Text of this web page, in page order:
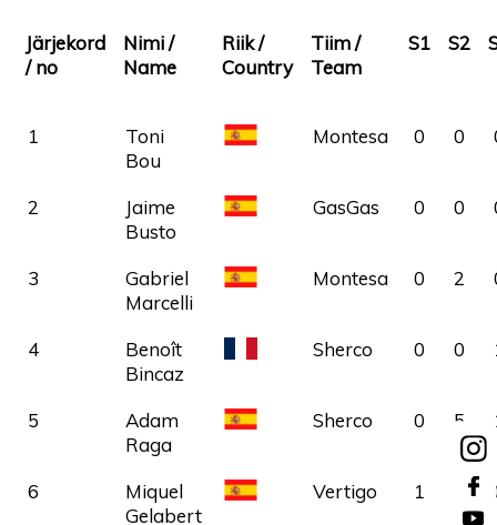
Järjekord
/ no
Nimi /
Name
Riik /
Country
Tiim /
Team
S1 S2
1
Toni
Bou
SPA Montesa 0 0
2
Jaime
Busto
SPA GasGas 0 0
3
Gabriel
Marcelli
SPA Montesa 0 2
4
Benoît
Bincaz
Sherco 0 0
5
Adam
Raga
SPA Sherco 0 5
6
Miquel
Gelabert
SPA Vertigo 1